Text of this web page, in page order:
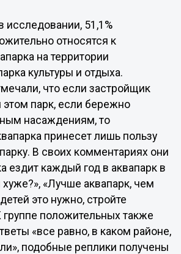
исследовании, 51,1%
относятся к
на территории
культуры и отдыха.
что если застройщик
этом парк, если бережно
насаждениям, то
принесет лишь пользу
В своих комментариях они
ездит каждый год в аквапарк в
«Лучше аквапарк, чем
это нужно, стройте
положительных также
«все равно, в каком районе,
подобные реплики получены